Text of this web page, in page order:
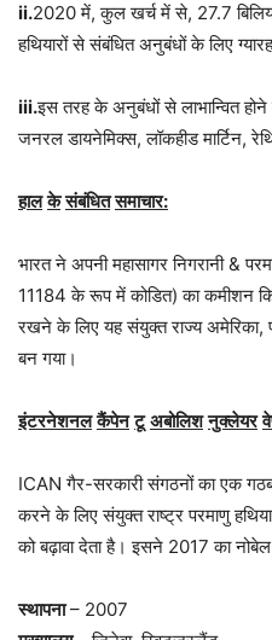
ii.2020 में, कुल खर्च में से, 27.7
हथियारों से संबंधित अनुबंधों के लिए
iii.इस तरह के अनुबंधों से लाभान्वित होने
जनरल डायनेमिक्स, लॉकहीड मार्टिन,
हाल के संबंधित समाचार:
भारत ने अपनी महासागर निगरानी &
11184 के रूप में कोडित) का कमीशन
रखने के लिए यह संयुक्त राज्य
बन गया।
इंटरनेशनल कैंपेन टू अबोलिश नुक्लेयर
ICAN गैर-सरकारी संगठनों का एक
करने के लिए संयुक्त राष्ट्र परमाणु
को बढ़ावा देता है। इसने 2017 का नोबेल
स्थापना– 2007